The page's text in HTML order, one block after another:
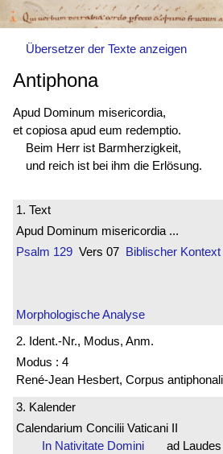
Übersetzer der Texte anzeigen
Antiphona
Apud Dominum misericordia,
et copiosa apud eum redemptio.
Beim Herr ist Barmherzigkeit,
und reich ist bei ihm die Erlösung.
1. Text
Apud Dominum misericordia ...
Psalm 129 Vers 07 Biblischer Kontext
Morphologische Analyse
2. Ident.-Nr., Modus, Anm.
Modus : 4
René-Jean Hesbert, Corpus
3. Kalender
Calendarium Concilii Vaticani II
In Nativitate Domini
ad Laudes